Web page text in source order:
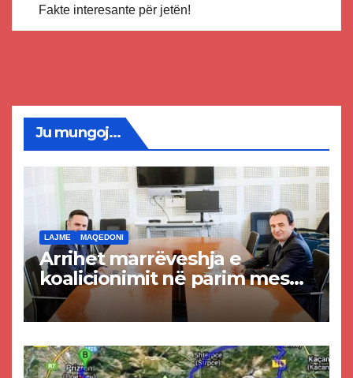
Fakte interesante për jetën!
Ju mungoj...
LAJME MAQEDONI
Arrihet marrëveshja e
koalicionimit në parim mes
Kurtit dhe Abdixhikut